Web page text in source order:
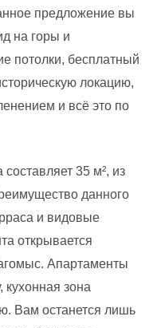
предложение вы
на горы и
потолки, бесплатный
локацию,
и всё это по
35 м², из
данного
и видовые
открывается
Апартаменты
кухонная зона
Вам останется лишь